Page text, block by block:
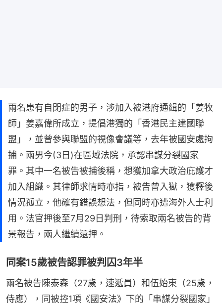
兩名患有自閉症的男子，涉加入被港府通緝的「姜牧
師」姜嘉偉所成立，提倡港獨的「香港民主建國聯
盟」，並曾參與聯盟的視像會議等，去年被國安處拘
捕。兩男今(3日)在區域法院，承認串謀分裂國家
罪。其中一名被告被捕後稱，想獲加拿大政治庇護才
加入組織。其律師求情時亦指，被告曾入獄，獲釋後
情況孤立，他確有錯誤想法，但同時亦遭海外人士利
用。法官押後至7月29日判刑，待索取兩名被告的背
景報告，兩人繼續還押。
同案15歲被告認罪被判囚3年半
兩名被告陳泰森（27歲，速遞員）和伍始東（25歲，
侍應），同被控1項《國安法》下的「串謀分裂國家」